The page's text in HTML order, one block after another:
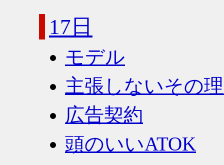
17日
モデル
主張しないその
広告契約
頭のいいATOK